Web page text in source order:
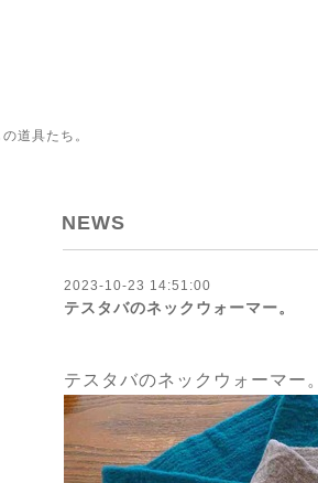
道具たち。
NEWS
2023-10-23 14:51:00
テスタバのネックウォーマー。
テスタバのネックウォーマー。